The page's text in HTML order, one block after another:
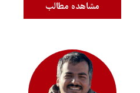
مشاهده مطالب